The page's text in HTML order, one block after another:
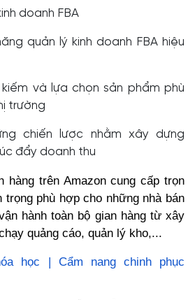
doanh FBA
quản lý kinh doanh FBA hiệu
và lựa chọn sản phẩm phù
trường
chiến lược nhằm xây dựng
đẩy doanh thu
hàng trên Amazon cung cấp trọn
trọng phù hợp cho những nhà bán
hành toàn bộ gian hàng từ xây
quảng cáo, quản lý kho,...
học | Cẩm nang chinh phục